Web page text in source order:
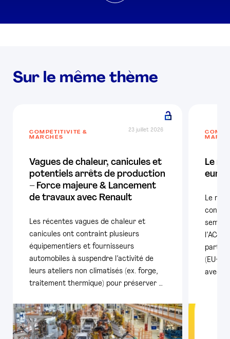
Sur le même thème
COMPÉTITIVITÉ &
MARCHÉS
23 juillet 2026
Vagues de chaleur, canicules et
potentiels arrêts de production
– Force majeure & Lancement
de travaux avec Renault
Les récentes vagues de chaleur et
canicules ont contraint plusieurs
équipementiers et fournisseurs
automobiles à suspendre l’activité de
leurs ateliers non climatisés (ex. forge,
traitement thermique) pour préserver …
Le
Le
avec